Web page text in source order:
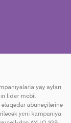
yay ayları
lider mobil
abunəçilərinə
yeni kampaniya